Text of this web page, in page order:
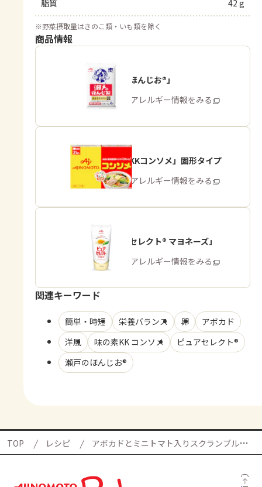
脂質 42 g
※野菜摂取量はきのこ類・いも類を除く
商品情報
「瀬戸のほんじお®」
商品・アレルギー情報をみる
「味の素KKコンソメ」固形タイプ
商品・アレルギー情報をみる
「ピュアセレクト® マヨネーズ」
商品・アレルギー情報をみる
関連キーワード
簡単・時短 栄養バランス 卵
アボカド
洋風
味の素KK コンソメ
ピュアセレクト®
瀬戸のほんじお®
TOP レシピ アボカドとミニトマト入りスクランブルエッグの献立